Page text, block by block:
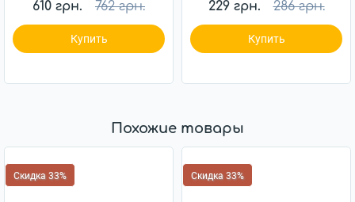
610 грн. 762 грн.
Купить
229 грн. 286 грн.
Купить
Похожие товары
Скидка 33% Скидка 33%